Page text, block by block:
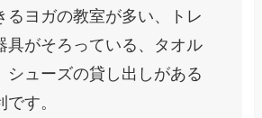
るヨガの教室が多い、トレ
具がそろっている、タオル
シューズの貸し出しがある
す。